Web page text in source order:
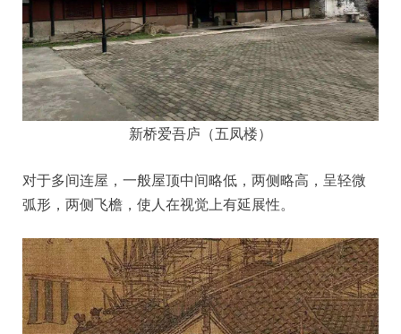
新桥爱吾庐（五凤楼）
对于多间连屋，一般屋顶中间略低，两侧略高，呈轻微
弧形，两侧飞檐，使人在视觉上有延展性。